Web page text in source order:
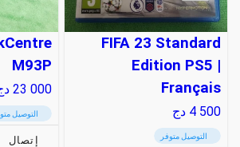
FIFA 23 Standard
Edition PS5 |
Français
4 500 دج
التوصيل متوفر
M93P
23 000
التوصيل
إتصال